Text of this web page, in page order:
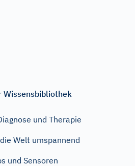
Wissensbibliothek
und Therapie
Welt umspannend
und Sensoren